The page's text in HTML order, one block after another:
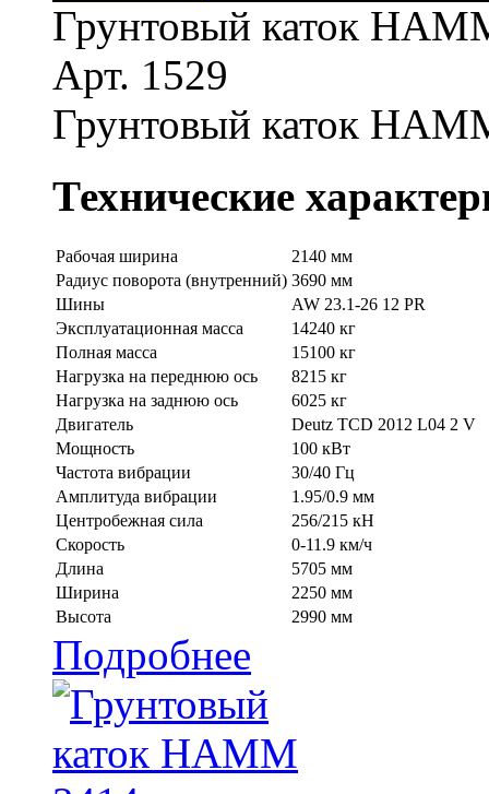
Грунтовый каток
Арт. 1529
Грунтовый каток
Технические
Рабочая ширина
2140 мм
Радиус поворота (внутренний) 3690 мм
Шины
AW 23.1-26 12 PR
Эксплуатационная масса
14240 кг
Полная масса
15100 кг
Нагрузка на переднюю ось
8215 кг
Нагрузка на заднюю ось
6025 кг
Двигатель
Deutz TСD 2012 L04 2 V
Мощность
100 кВт
Частота вибрации
30/40 Гц
Амплитуда вибрации
1.95/0.9 мм
Центробежная сила
256/215 кН
Скорость
0-11.9 км/ч
Длина
5705 мм
Ширина
2250 мм
Высота
2990 мм
Подробнее